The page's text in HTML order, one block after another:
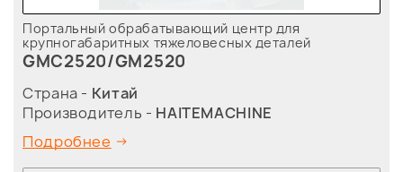
Портальный обрабатывающий центр для
крупногабаритных тяжеловесных деталей
GMC2520/GM2520
Страна - Китай
Производитель - HAITEMACHINE
Подробнее